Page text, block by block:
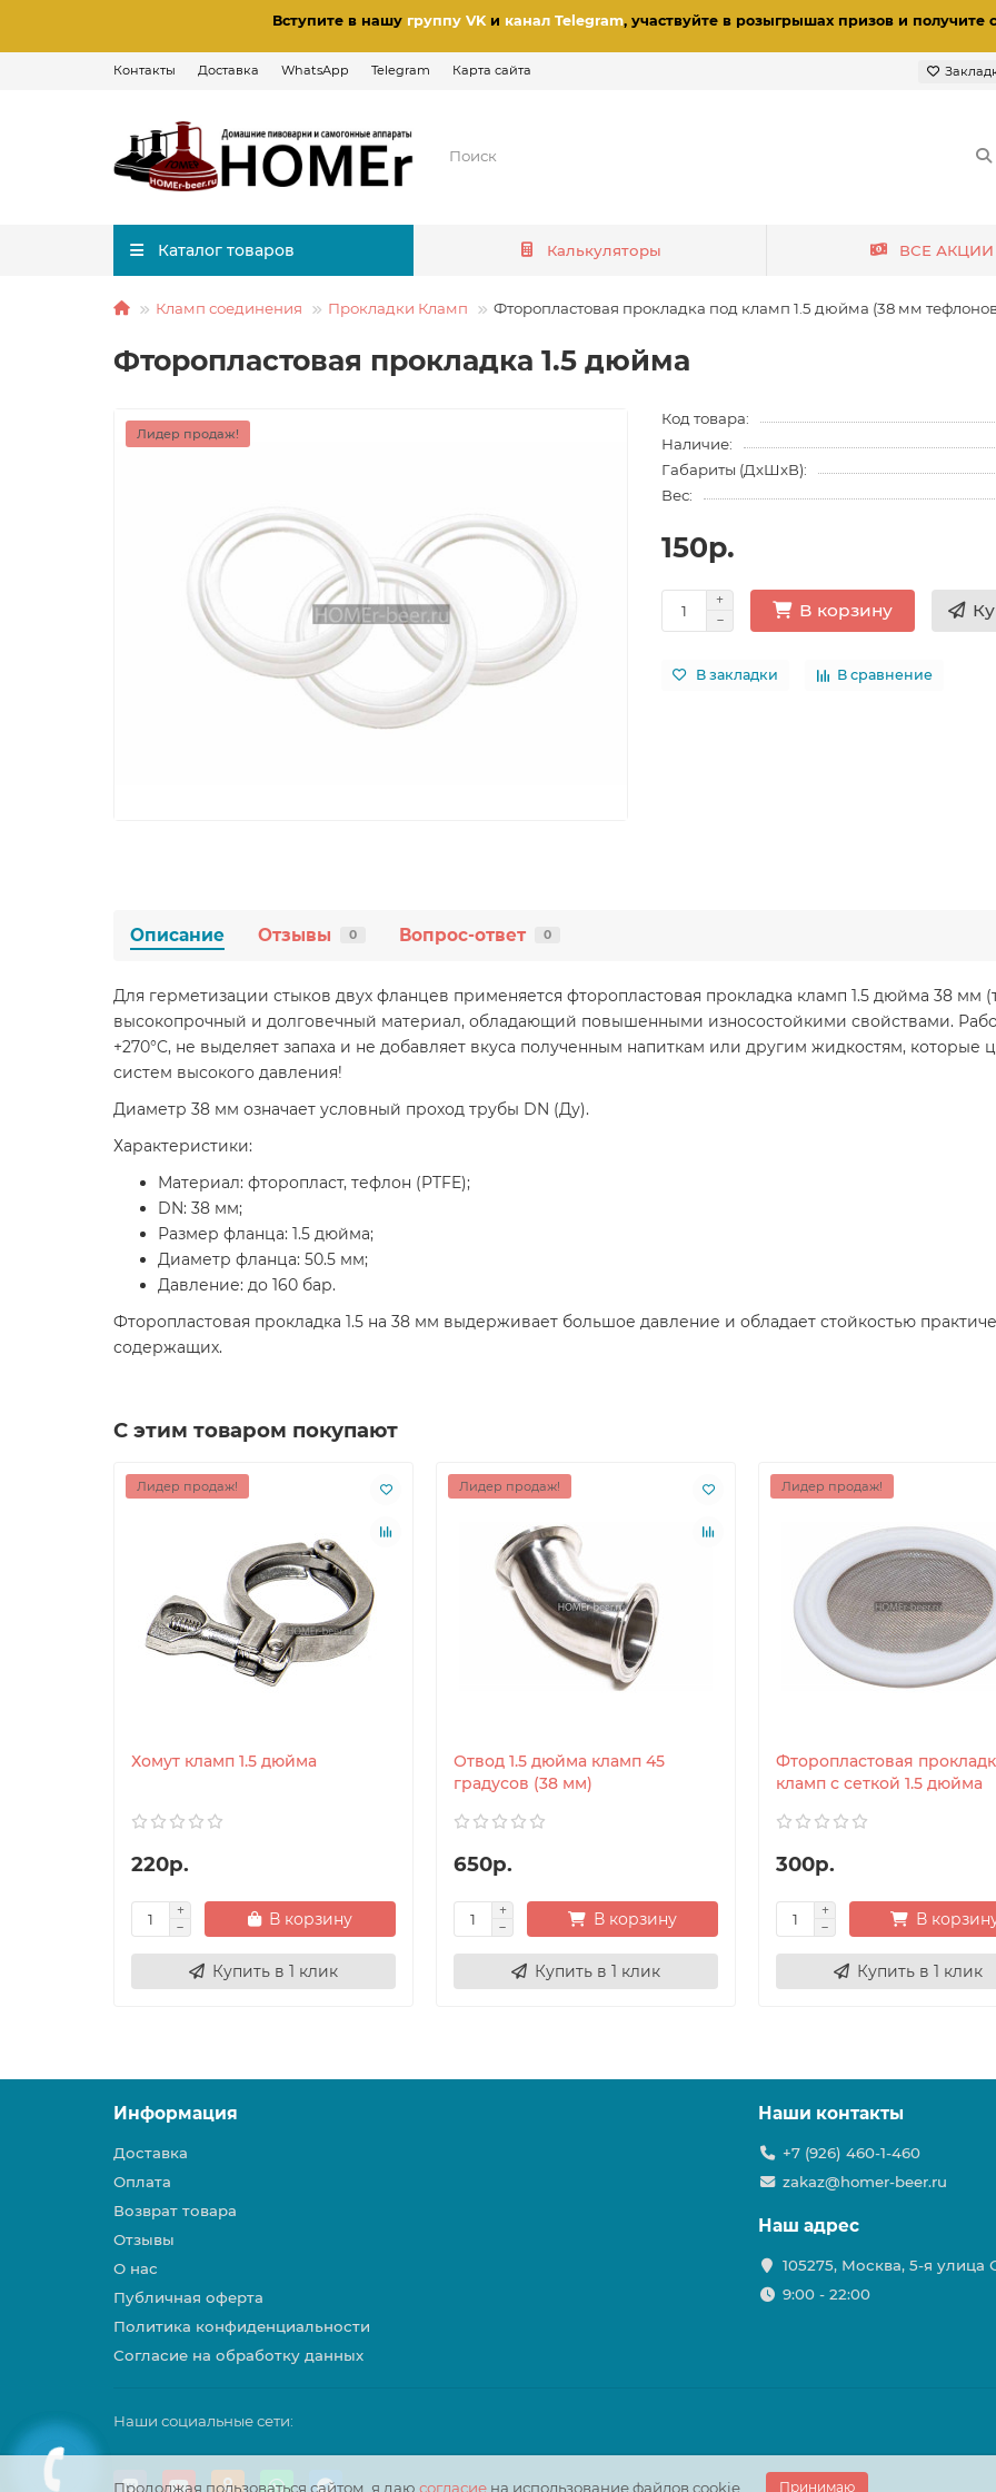
Вступите в нашу группу VKи канал Telegram, участвуйте в розыгрышах призов и получите
Контакты Доставка WhatsApp Telegram Карта сайта
Каталог товаров Калькуляторы ВСЕ АКЦИИ
Кламп соединения Прокладки Кламп Фторопластовая прокладка под кламп 1.5 дюйма (38 мм
Фторопластовая прокладка 1.5 дюйма
Лидер продаж!
Код товара:
Наличие:
Габариты (ДхШхВ):
Вес:
150р.
В корзину
В закладки В сравнение
Описание Отзывы 0 Вопрос-ответ 0
Для герметизации стыков двух фланцев применяется фторопластовая прокладка кламп 1.5 дюйма 38 мм
высокопрочный и долговечный материал, обладающий повышенными износостойкими свойствами.
+270°C, не выделяет запаха и не добавляет вкуса полученным напиткам или другим жидкостям,
систем высокого давления!
Диаметр 38 мм означает условный проход трубы DN (Ду).
Характеристики:
Материал: фторопласт, тефлон (PTFE);
DN: 38 мм;
Размер фланца: 1.5 дюйма;
Диаметр фланца: 50.5 мм;
Давление: до 160 бар.
Фторопластовая прокладка 1.5 на 38 мм выдерживает большое давление и обладает стойкостью
содержащих.
С этим товаром покупают
Лидер продаж!
Хомут кламп 1.5 дюйма
220р.
В корзину
Купить в 1 клик
Лидер продаж!
Отвод 1.5 дюйма кламп 45
градусов (38 мм)
650р.
В корзину
Купить в 1 клик
Лидер продаж!
Фторопластовая
кламп с сеткой 1.5 дюйма
300р.
В
Купить в 1 клик
Продолжая пользоваться сайтом, я даю согласие на использование файлов cookie. Принимаю
Информация
Доставка
Оплата
Возврат товара
Отзывы
О нас
Публичная оферта
Политика конфиденциальности
Согласие на обработку данных
Наши контакты
+7 (926) 460-1-460
zakaz@homer-beer.ru
Наш адрес
105275, Москва, 5-я улица
9:00 - 22:00
Наши социальные сети: